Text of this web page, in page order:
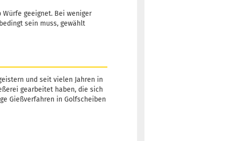
geeignet. Bei weniger
sein muss, gewählt
und seit vielen Jahren in
gearbeitet haben, die sich
Gießverfahren in Golfscheiben